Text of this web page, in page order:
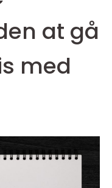
at gå
med